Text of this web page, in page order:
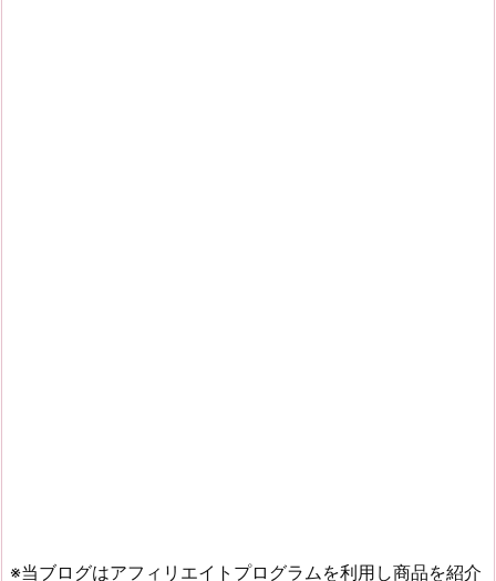
※当ブログはアフィリエイトプログラムを利用し商品を紹介